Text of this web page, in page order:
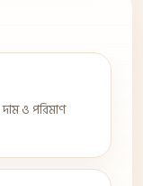
ও পরিমাণ